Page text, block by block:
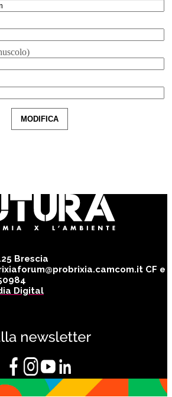
MODIFICA
Brescia
CF e
Digital